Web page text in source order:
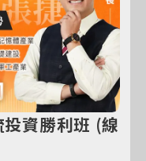
資勝利班 (線